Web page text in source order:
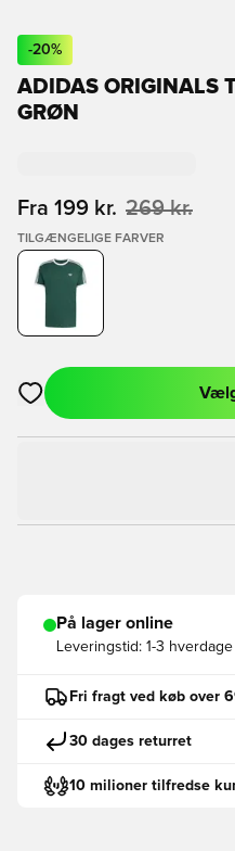
-20%
ADIDAS ORIGINALS
GRØN
Fra 199 kr. 269 kr.
TILGÆNGELIGE FARVER
Åbner en Modal til at logge
På lager online
Leveringstid: 1-3 hverdage
Fri fragt ved køb over
30 dages returret
10 milioner tilfredse